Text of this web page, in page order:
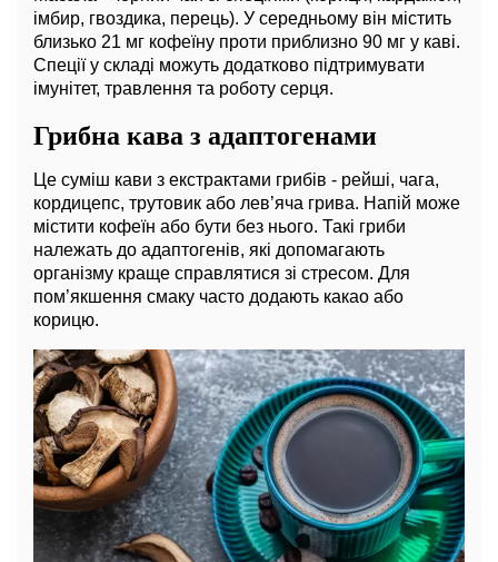
імбир, гвоздика, перець). У середньому він містить
близько 21 мг кофеїну проти приблизно 90 мг у каві.
Спеції у складі можуть додатково підтримувати
імунітет, травлення та роботу серця.
Грибна кава з адаптогенами
Це суміш кави з екстрактами грибів - рейші, чага,
кордицепс, трутовик або лев’яча грива. Напій може
містити кофеїн або бути без нього. Такі гриби
належать до адаптогенів, які допомагають
організму краще справлятися зі стресом. Для
пом’якшення смаку часто додають какао або
корицю.